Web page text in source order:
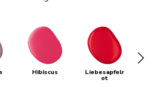
Hibiscus Liebesapfelr
ot